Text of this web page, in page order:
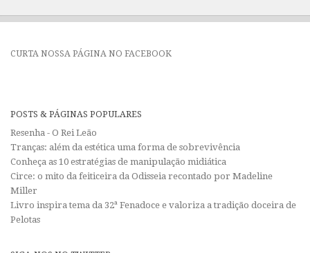
CURTA NOSSA PÁGINA NO FACEBOOK
POSTS & PÁGINAS POPULARES
Resenha - O Rei Leão
Tranças: além da estética uma forma de sobrevivência
Conheça as 10 estratégias de manipulação midiática
Circe: o mito da feiticeira da Odisseia recontado por Madeline
Miller
Livro inspira tema da 32ª Fenadoce e valoriza a tradição doceira de
Pelotas